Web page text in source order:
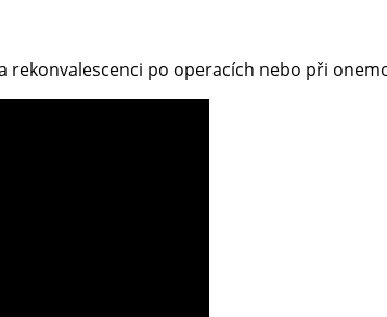
rekonvalescenci po operacích nebo při